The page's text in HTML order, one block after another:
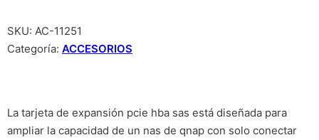
SKU: AC-11251
Categoría: ACCESORIOS
La tarjeta de expansión pcie hba sas está diseñada para
ampliar la capacidad de un nas de qnap con solo conectar